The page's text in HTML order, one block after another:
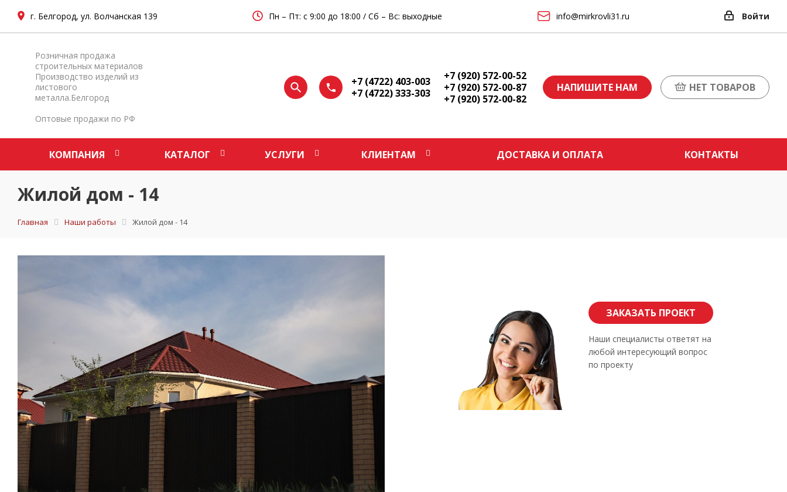
г. Белгород, ул. Волчанская 139 Пн – Пт: с 9:00 до 18:00 / Сб – Вс: выходные info@mirkrovli31.ru Войти
Розничная продажа
строительных материалов
Производство изделий из
листового
металла.Белгород
Оптовые продажи по РФ
+7 (4722) 403-003
+7 (4722) 333-303
+7 (920) 572-00-52
+7 (920) 572-00-87
+7 (920) 572-00-82
НАПИШИТЕ НАМ НЕТ ТОВАРОВ
КОМПАНИЯ КАТАЛОГ УСЛУГИ КЛИЕНТАМ ДОСТАВКА И ОПЛАТА КОНТАКТЫ
Жилой дом - 14
Главная Наши работы Жилой дом - 14
ЗАКАЗАТЬ ПРОЕКТ
Наши специалисты ответят на
любой интересующий вопрос
по проекту